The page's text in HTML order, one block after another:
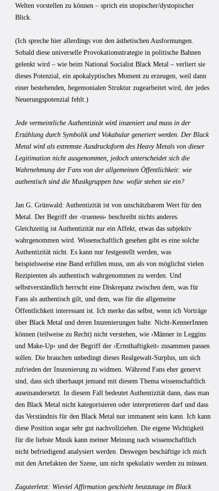
Welten vorstellen zu können – sprich ein utopischer/dystopischer
Blick.
(Ich spreche hier allerdings von den ästhetischen Ausformungen.
Sobald diese universelle Provokationsstrategie in politische Bahnen
gelenkt wird – wie beim National Socialist Black Metal – verliert sie
dieses Potenzial, ein apokalyptisches Moment zu erzeugen, weil dann
einer bestehenden, hegemonialen Struktur zugearbeitet wird, der jedes
Neuerungspotenzial fehlt.)
Jede vermeintliche Authentizität wird inszeniert und muss in der
Erzählung durch Symbolik und Vokabular generiert werden. Der Black
Metal wird als extremste Ausdrucksform des Heavy Metals von dieser
Legitimation nicht ausgenommen, jedoch unterscheidet sich die
Wahrnehmung der Fans von der allgemeinen Öffentlichkeit: wie
authentisch sind die Musikgruppen bzw. wofür stehen sie ein?
Jan G. Grünwald: Authentizität ist von unschätzbarem Wert für den
Metal. Der Begriff der ›trueness‹ beschreibt nichts anderes.
Gleichzeitig ist Authentizität nur ein Affekt, etwas das subjektiv
wahrgenommen wird. Wissenschaftlich gesehen gibt es eine solche
Authentizität nicht. Es kann nur festgestellt werden, was
beispielsweise eine Band erfüllen muss, um als von möglichst vielen
Rezipienten als authentisch wahrgenommen zu werden. Und
selbstverständlich herrscht eine Diskrepanz zwischen dem, was für
Fans als authentisch gilt, und dem, was für die allgemeine
Öffentlichkeit interessant ist. Ich merke das selbst, wenn ich Vorträge
über Black Metal und deren Inszenierungen halte. Nicht-KennerInnen
können (teilweise zu Recht) nicht verstehen, wie ›Männer in Leggins
und Make-Up‹ und der Begriff der ›Ernsthaftigkeit‹ zusammen passen
sollen. Die brauchen unbedingt dieses Realgewalt-Surplus, um sich
zufrieden der Inszenierung zu widmen. Während Fans eher genervt
sind, dass sich überhaupt jemand mit diesem Thema wissenschaftlich
auseinandersetzt. In diesem Fall bedeutet Authentizität dann, dass man
den Black Metal nicht kategorisieren oder interpretieren darf und dass
das Verständnis für den Black Metal nur immanent sein kann. Ich kann
diese Position sogar sehr gut nachvollziehen. Die eigene Wichtigkeit
für die liebste Musik kann meiner Meinung nach wissenschaftlich
nicht befriedigend analysiert werden. Deswegen beschäftige ich mich
mit den Artefakten der Szene, um nicht spekulativ werden zu müssen.
Zuguterletzt: Wieviel Affirmation geschieht heutzutage im Black